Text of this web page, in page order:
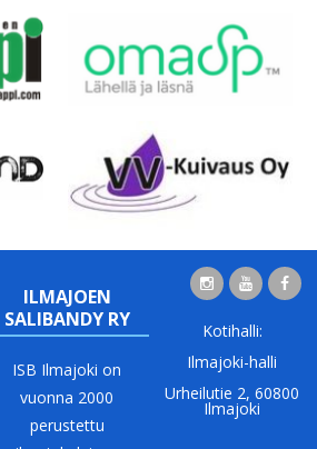
ILMAJOEN
SALIBANDY RY
ISB Ilmajoki on
vuonna 2000
perustettu
Kotihalli:
Ilmajoki-halli
Urheilutie 2, 60800
Ilmajoki